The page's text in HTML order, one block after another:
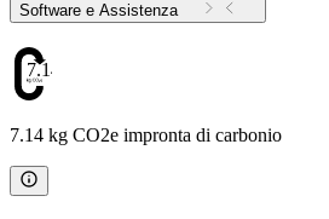
Software e Assistenza
7.14
7.14 kg CO2e impronta di carbonio